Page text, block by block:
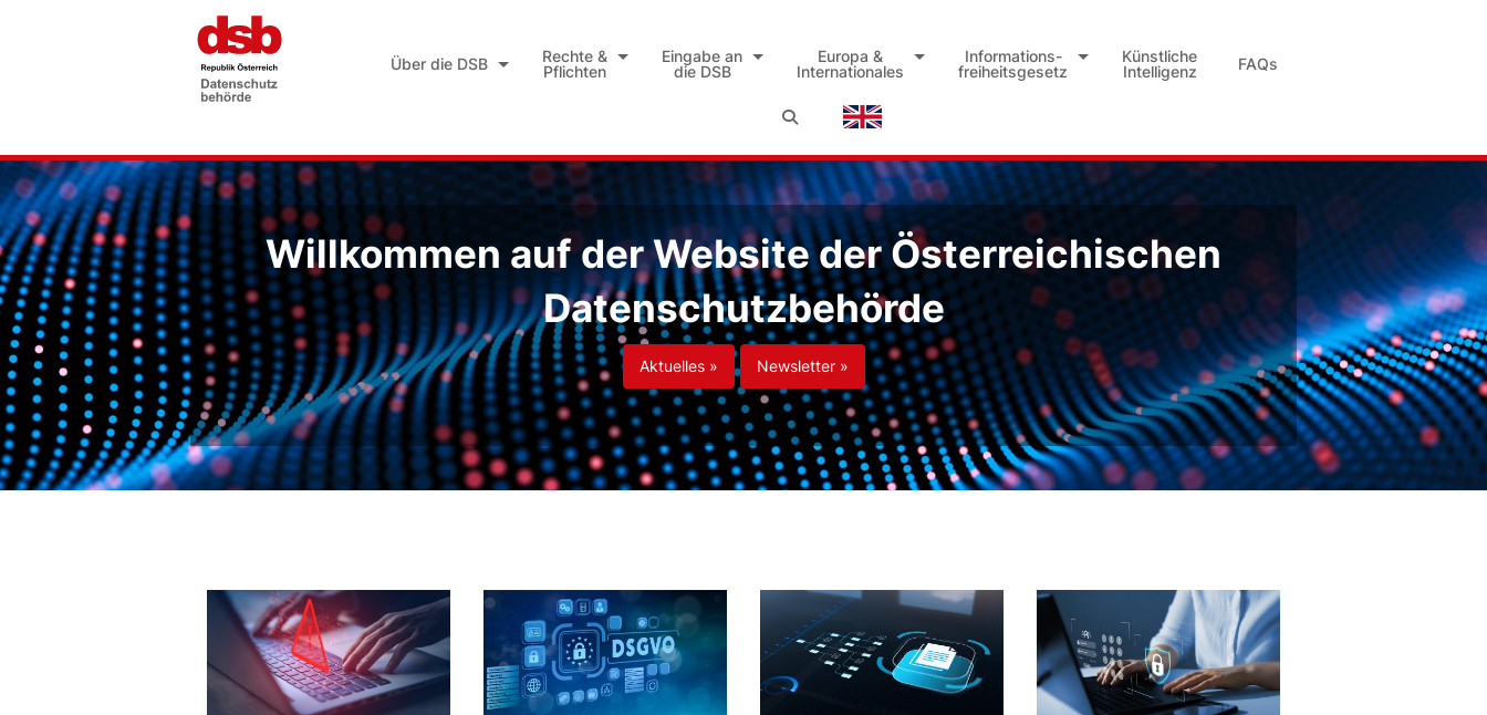
Über die DSB
Rechte &
Pflichten
Eingabe an
die DSB
Europa &
Internationales
Informations-
freiheitsgesetz
Künstliche
Intelligenz
FAQs
Willkommen auf der Website der Österreichischen
Datenschutzbehörde
Aktuelles » Newsletter »